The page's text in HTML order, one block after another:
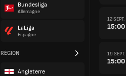
Bundesliga
Allemagne
LaLiga
Espagne
RÉGION
Angleterre
12 SEPT.
15:00
19 SEPT.
15:00